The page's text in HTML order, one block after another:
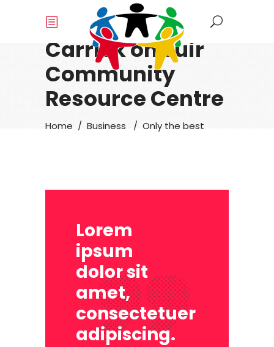
Carrick on Suir
Community
Resource Centre
Home / Business / Only the best
Lorem
ipsum
dolor sit
amet,
consectetuer
adipiscing.